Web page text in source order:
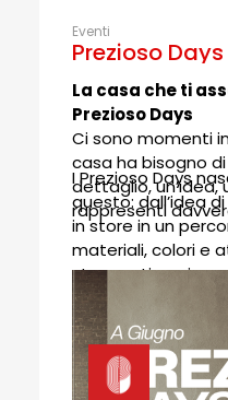
Eventi
Prezioso
Salone del
esclusive
Casa
La casa che ti
Prezioso Days
Ci sono momenti
casa ha bisogno
dettaglio, un’idea,
rappresenti
I Prezioso Days
questo: dall’idea
in store in un
materiali, colori e
strumenti per
ideale.